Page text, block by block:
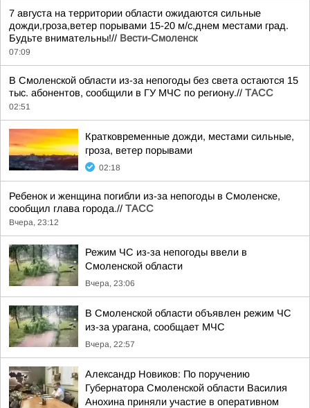
7 августа на территории области ожидаются сильные
дожди,гроза,ветер порывами 15-20 м/с,днем местами град.
Будьте внимательны!// Вести-Смоленск
07:09
В Смоленской области из-за непогоды без света остаются 15
тыс. абонентов, сообщили в ГУ МЧС по региону.// ТАСС
02:51
Кратковременные дожди, местами сильные,
гроза, ветер порывами
02:18
Ребенок и женщина погибли из-за непогоды в Смоленске,
сообщил глава города.// ТАСС
Вчера, 23:12
Режим ЧС из-за непогоды ввели в
Смоленской области
Вчера, 23:06
В Смоленской области объявлен режим ЧС
из-за урагана, сообщает МЧС
Вчера, 22:57
Александр Новиков: По поручению
Губернатора Смоленской области Василия
Анохина приняли участие в оперативном